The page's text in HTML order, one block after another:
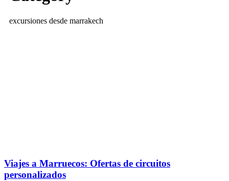
excursiones desde marrakech
Viajes a Marruecos: Ofertas de circuitos
personalizados